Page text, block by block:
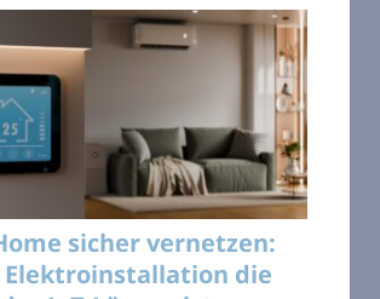
sicher vernetzen:
Elektroinstallation die